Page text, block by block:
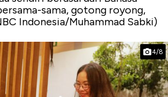
sama, gotong royong,
Indonesia/Muhammad Sabki)
4/8